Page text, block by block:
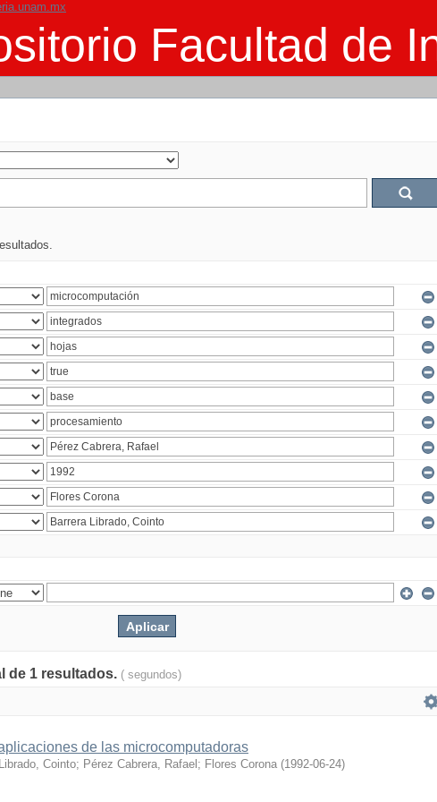
Facultad de
de 1 resultados. ( segundos)
de las microcomputadoras
Cointo; Pérez Cabrera, Rafael ; Flores Corona (1992-06-24)